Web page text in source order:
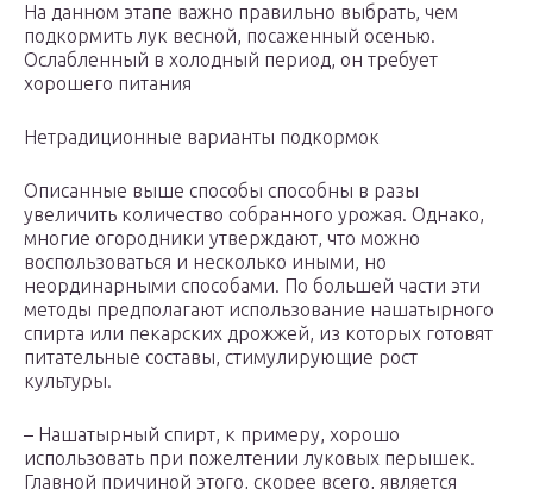
На данном этапе важно правильно выбрать, чем
подкормить лук весной, посаженный осенью.
Ослабленный в холодный период, он требует
хорошего питания
Нетрадиционные варианты подкормок
Описанные выше способы способны в разы
увеличить количество собранного урожая. Однако,
многие огородники утверждают, что можно
воспользоваться и несколько иными, но
неординарными способами. По большей части эти
методы предполагают использование нашатырного
спирта или пекарских дрожжей, из которых готовят
питательные составы, стимулирующие рост
культуры.
– Нашатырный спирт, к примеру, хорошо
использовать при пожелтении луковых перышек.
Главной причиной этого, скорее всего, является